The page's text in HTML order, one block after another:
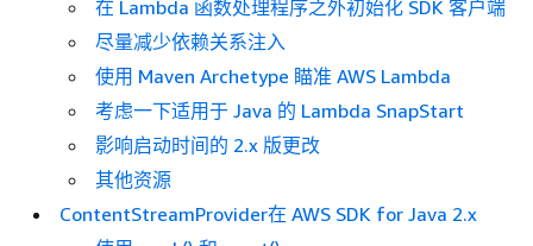
在 Lambda 函数处理程序之外初始化 SDK 客户端
尽量减少依赖关系注入
使用 Maven Archetype 瞄准 AWS Lambda
考虑一下适用于 Java 的 Lambda SnapStart
影响启动时间的 2.x 版更改
其他资源
ContentStreamProvider在 AWS SDK for Java 2.x